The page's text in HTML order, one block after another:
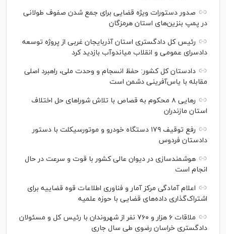
صدور دستورات ویژه قضایی برای جمع شدن صفوف طولانی
در پمپ بنزین‌های استان هرمزگان
رئیس کل دادگستری استان آذربایجان غربی از پروژه توسعه
دادسرای عمومی و انقلاب میاندوآب بازدید کرد
دادستان کل کشور: حفظ انسجام و وحدت ملی، راهبرد اصلی
مقابله با یاس‌آفرینی دشمن است
رهایی ۸ محکوم به قصاص با تلاش شورا‌های حل اختلاف
استان مازندران
رفع توقیف ۱۷۹ دستگاه خودرو و موتورسیکلت با دستور
دادستان فردوس
هوشمندسازی در دیوان عالی کشور با قوت و سرعت در حال
انجام است
اعلام آمادگی مرکز آمار و فناوری اطلاعات قوه قضاییه برای
اشتراک‌گذاری داده‌های قضایی با حوزه علمیه
ملاقات ۶ هزار و ۷۶۰ نفر از شهروندان با رئیس کل و مسئولان
دادگستری خراسان رضوی طی سال جاری